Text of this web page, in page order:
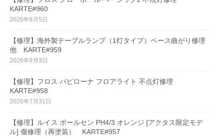
KARTE#960
2026年8月5日
【修理】海外製テーブルランプ（1灯タイプ）ベース曲がり修理
他 KARTE#959
2026年8月3日
【修理】フロス パピローナ フロアライト 不点灯修理
KARTE#958
2026年7月31日
【修理】ルイス ポールセン PH4/3 オレンジ [アクタス限定モデ
ル] 傷修理（再塗装） KARTE#957